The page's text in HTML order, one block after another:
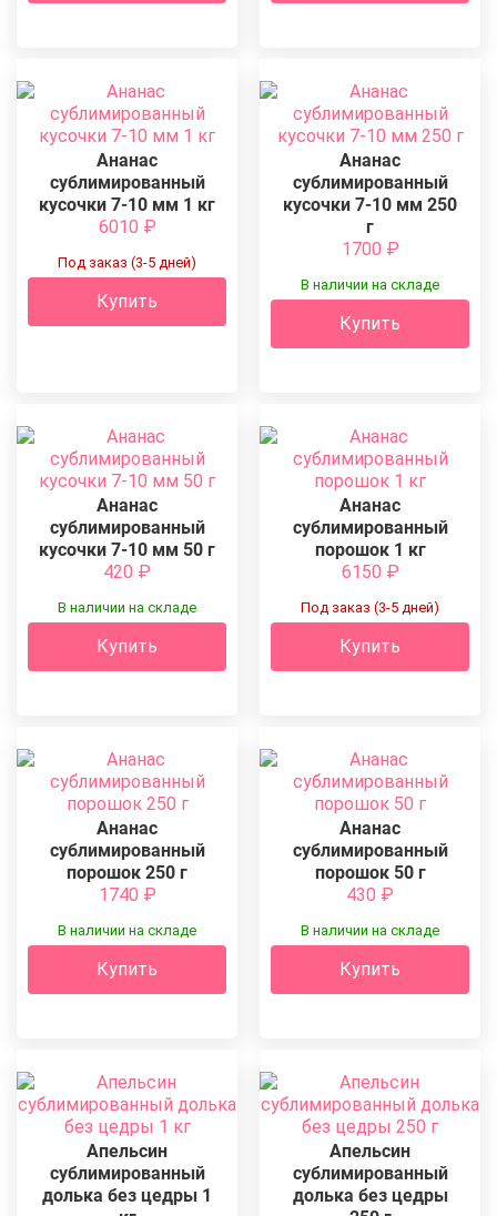
Ананас
сублимированный
кусочки 7-10 мм 1 кг
6010 ₽
Под заказ (3-5 дней)
Купить
Ананас
сублимированный
кусочки 7-10 мм 250
г
1700 ₽
В наличии на складе
Купить
Ананас
сублимированный
кусочки 7-10 мм 50 г
420 ₽
В наличии на складе
Купить
Ананас
сублимированный
порошок 1 кг
6150 ₽
Под заказ (3-5 дней)
Купить
Ананас
сублимированный
порошок 250 г
1740 ₽
В наличии на складе
Купить
Ананас
сублимированный
порошок 50 г
430 ₽
В наличии на складе
Купить
Апельсин
сублимированный
долька без цедры 1
Апельсин
сублимированный
долька без цедры